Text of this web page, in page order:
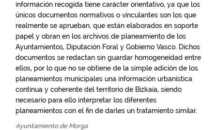
información recogida tiene carácter orientativo, ya que los
únicos documentos normativos o vinculantes son los que
realmente se aprueban, que están elaborados en soporte
papel y obran en los archivos de planeamiento de los
Ayuntamientos, Diputación Foral y Gobierno Vasco. Dichos
documentos se redactan sin guardar homogeneidad entre
ellos, por lo que no se obtiene de la simple adición de los
planeamientos municipales una información urbanística
continua y coherente del territorio de Bizkaia, siendo
necesario para ello interpretar los diferentes
planeamientos con el fin de darles un tratamiento similar.
Ayuntamiento de Morga